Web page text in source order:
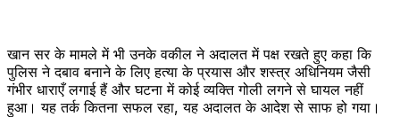
खान सर के मामले में भी उनके वकील ने अदालत में पक्ष रखते हुए कहा कि
पुलिस ने दबाव बनाने के लिए हत्या के प्रयास और शस्त्र अधिनियम जैसी
गंभीर धाराएँ लगाई हैं और घटना में कोई व्यक्ति गोली लगने से घायल नहीं
हुआ। यह तर्क कितना सफल रहा, यह अदालत के आदेश से साफ हो गया।